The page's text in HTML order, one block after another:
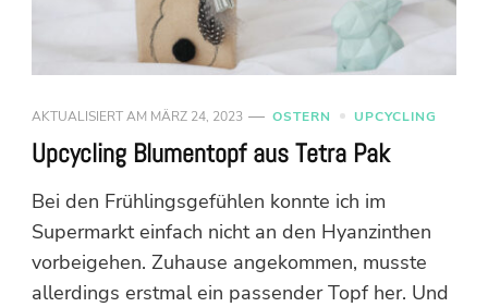
AKTUALISIERT AM MÄRZ 24, 2023 OSTERN UPCYCLING
Upcycling Blumentopf aus Tetra Pak
Bei den Frühlingsgefühlen konnte ich im
Supermarkt einfach nicht an den Hyanzinthen
vorbeigehen. Zuhause angekommen, musste
allerdings erstmal ein passender Topf her. Und